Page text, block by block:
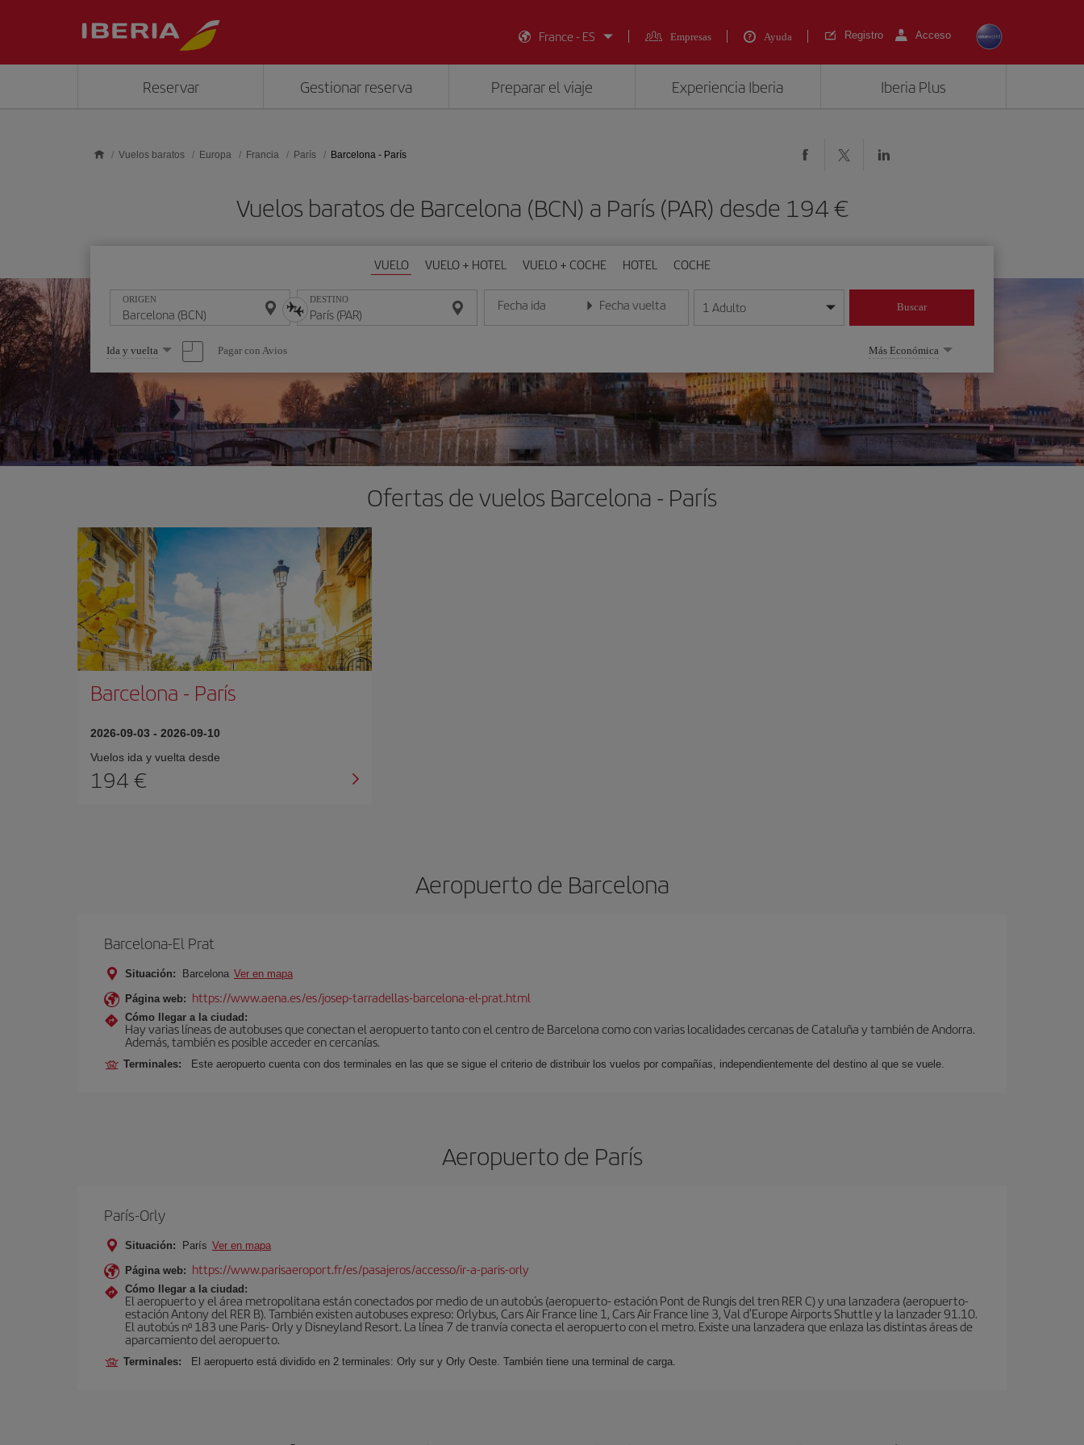
France - ES
Empresas Ayuda Registro Acceso
Reservar Gestionar reserva Preparar el viaje Experiencia Iberia Iberia Plus
Vuelos baratos Europa Francia París Barcelona - París
Vuelos baratos de Barcelona (BCN) a París (PAR) desde 194 €
VUELO VUELO + HOTEL VUELO + COCHE HOTEL COCHE
ORIGEN DESTINO Fecha ida
Introduce la fecha en formato día/mes/año
Fecha vuelta
Introduce la fecha en formato día/mes/año
1 Adulto Buscar
Seleccione
una
opción
Ida y vuelta Pagar con Avios Más Económica
Ofertas de vuelos Barcelona - París
Barcelona - París
2026-09-03 - 2026-09-10
Vuelos ida y vuelta desde
194 €
Aeropuerto de Barcelona
Barcelona-El Prat
Situación: Barcelona Ver en mapa
Página web: https://www.aena.es/es/josep-tarradellas-barcelona-el-prat.html
Cómo llegar a la ciudad:
Hay varias líneas de autobuses que conectan el aeropuerto tanto con el centro de Barcelona como con varias localidades cercanas de Cataluña y también de Andorra.
Además, también es posible acceder en cercanías.
Terminales: Este aeropuerto cuenta con dos terminales en las que se sigue el criterio de distribuir los vuelos por compañías, independientemente del destino al que se vuele.
Aeropuerto de París
París-Orly
Situación: París Ver en mapa
Página web: https://www.parisaeroport.fr/es/pasajeros/accesso/ir-a-paris-orly
Cómo llegar a la ciudad:
El aeropuerto y el área metropolitana están conectados por medio de un autobús (aeropuerto- estación Pont de Rungis del tren RER C) y una lanzadera (aeropuerto-
estación Antony del RER B). También existen autobuses expreso: Orlybus, Cars Air France line 1, Cars Air France line 3, Val d'Europe Airports Shuttle y la lanzader 91.10.
El autobús nº 183 une Paris- Orly y Disneyland Resort. La línea 7 de tranvía conecta el aeropuerto con el metro. Existe una lanzadera que enlaza las distintas áreas de
aparcamiento del aeropuerto.
Terminales: El aeropuerto está dividido en 2 terminales: Orly sur y Orly Oeste. También tiene una terminal de carga.